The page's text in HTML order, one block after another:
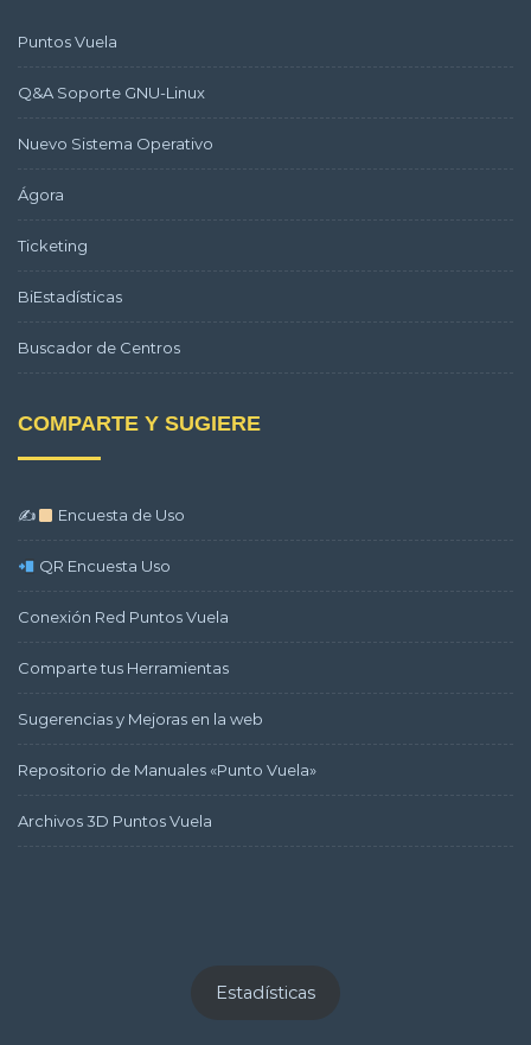
Puntos Vuela
Q&A Soporte GNU-Linux
Nuevo Sistema Operativo
Ágora
Ticketing
BiEstadísticas
Buscador de Centros
COMPARTE Y SUGIERE
✍ Encuesta de Uso
QR Encuesta Uso
Conexión Red Puntos Vuela
Comparte tus Herramientas
Sugerencias y Mejoras en la web
Repositorio de Manuales «Punto Vuela»
Archivos 3D Puntos Vuela
Estadísticas